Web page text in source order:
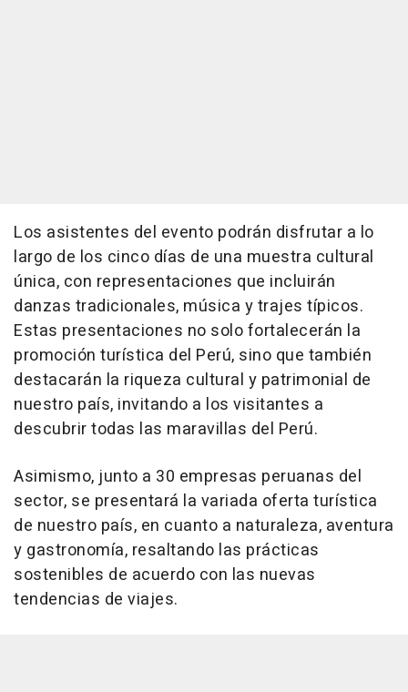
Los asistentes del evento podrán disfrutar a lo
largo de los cinco días de una muestra cultural
única, con representaciones que incluirán
danzas tradicionales, música y trajes típicos.
Estas presentaciones no solo fortalecerán la
promoción turística del Perú, sino que también
destacarán la riqueza cultural y patrimonial de
nuestro país, invitando a los visitantes a
descubrir todas las maravillas del Perú.
Asimismo, junto a 30 empresas peruanas del
sector, se presentará la variada oferta turística
de nuestro país, en cuanto a naturaleza, aventura
y gastronomía, resaltando las prácticas
sostenibles de acuerdo con las nuevas
tendencias de viajes.